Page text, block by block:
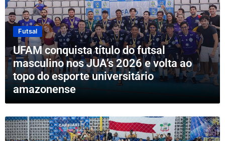
Futsal
UFAM conquista título do futsal
masculino nos JUA’s 2026 e volta ao
topo do esporte universitário
amazonense